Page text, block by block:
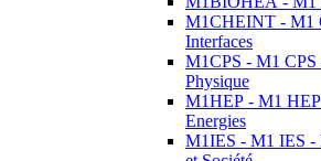
M1CHEINT - M1
Interfaces
M1CPS - M1 CPS
Physique
M1HEP - M1 HEP
Energies
M1IES - M1 IES -